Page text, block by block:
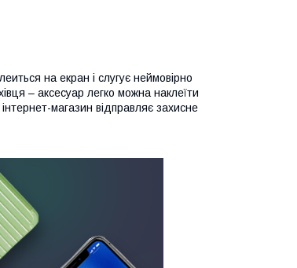
на екран і слугує неймовірно
– аксесуар легко можна наклеїти
магазин відправляє захисне